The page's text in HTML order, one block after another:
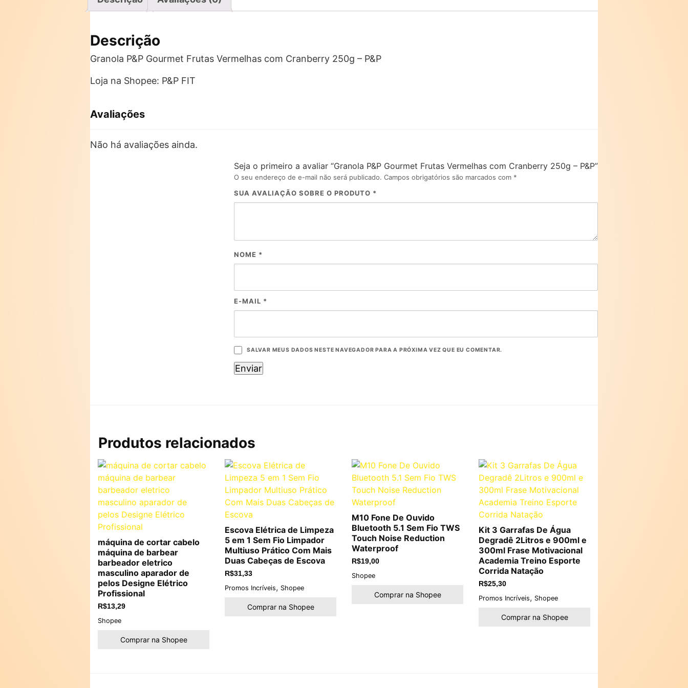
Descrição
Granola P&P Gourmet Frutas Vermelhas com Cranberry 250g – P&P
Loja na Shopee: P&P FIT
Avaliações
Não há avaliações ainda.
Seja o primeiro a avaliar “Granola P&P Gourmet Frutas Vermelhas com Cranberry 250g – P&P”
O seu endereço de e-mail não será publicado. Campos obrigatórios são marcados com *
SUA AVALIAÇÃO SOBRE O PRODUTO *
NOME *
E-MAIL *
SALVAR MEUS DADOS NESTE NAVEGADOR PARA A PRÓXIMA VEZ QUE EU COMENTAR.
Produtos relacionados
máquina de cortar cabelo
máquina de barbear
barbeador eletrico
masculino aparador de
pelos Designe Elétrico
Profissional
R$13,29
Shopee
Comprar na Shopee
Escova Elétrica de Limpeza
5 em 1 Sem Fio Limpador
Multiuso Prático Com Mais
Duas Cabeças de Escova
R$31,33
Promos Incríveis, Shopee
Comprar na Shopee
M10 Fone De Ouvido
Bluetooth 5.1 Sem Fio TWS
Touch Noise Reduction
Waterproof
R$19,00
Shopee
Comprar na Shopee
Kit 3 Garrafas De Água
Degradê 2Litros e 900ml e
300ml Frase Motivacional
Academia Treino Esporte
Corrida Natação
R$25,30
Promos Incríveis, Shopee
Comprar na Shopee